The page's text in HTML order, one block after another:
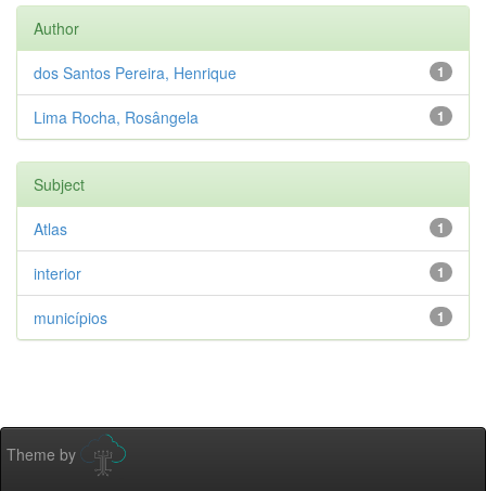
Author
1
dos Santos Pereira, Henrique
1
Lima Rocha, Rosângela
Subject
1
Atlas
1
interior
1
municípios
Theme by